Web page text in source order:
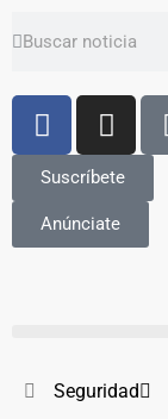
Suscríbete
Anúnciate
Seguridad